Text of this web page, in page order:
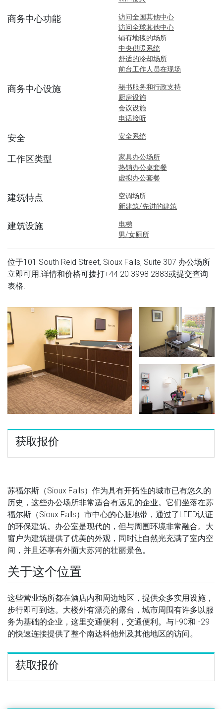
商务中心功能
访问全国其他中心
访问全球其他中心
铺有地毯的场所
中央供暖系统
舒适的冷却场所
前台工作人员在现场
商务中心设施
秘书服务和行政支持
厨房设施
会议设施
电话接听
安全 安全系统
工作区类型
家具办公场所
热销办公桌套餐
虚拟办公套餐
建筑特点
空调场所
新建筑/先进的建筑
建筑设施
电梯
男/女厕所
位于101 South Reid Street, Sioux Falls, Suite 307 办公场所
立即可用.详情和价格可拨打+44 20 3998 2883或提交查询
表格.
获取报价
苏福尔斯（Sioux Falls）作为具有开拓性的城市已有悠久的
历史，这些办公场所非常适合有远见的企业。它们坐落在苏
福尔斯（Sioux Falls）市中心的心脏地带，通过了LEED认证
的环保建筑。办公室是现代的，但与周围环境非常融合。大
窗户为建筑提供了优美的外观，同时让自然光充满了室内空
间，并且还享有外面大苏河的壮丽景色。
关于这个位置
这些营业场所都在酒店内和周边地区，提供众多实用设施，
步行即可到达。大楼外有漂亮的露台，城市周围有许多以服
务为基础的企业，这里交通便利，交通便利。与I-90和I-29
的快速连接提供了整个南达科他州及其他地区的访问。
获取报价